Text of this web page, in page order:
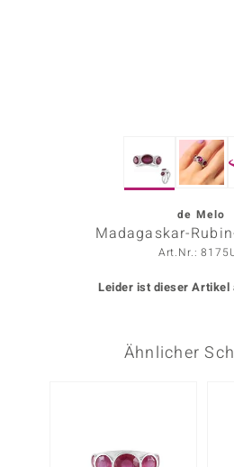
de Melo
Madagaskar-
Art.Nr.:
Leider ist dieser Artikel
Ähnlicher